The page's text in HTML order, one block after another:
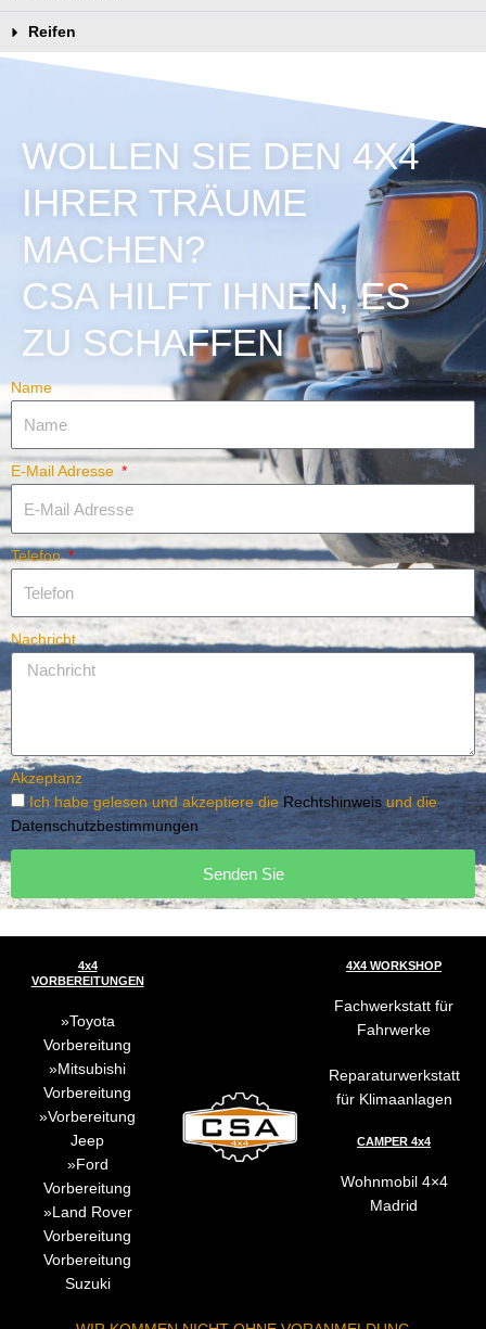
Reifen
Name
E-Mail Adresse
Telefon
Nachricht
Akzeptanz
Ich habe gelesen und akzeptiere die Rechtshinweis und die
Datenschutzbestimmungen
Senden Sie
WOLLEN SIE DEN 4X4
IHRER TRÄUME
MACHEN?
CSA HILFT IHNEN, ES
ZU SCHAFFEN
4x4
VORBEREITUNGEN
Toyota
Vorbereitung
Mitsubishi
Vorbereitung
Vorbereitung
Jeep
Ford
Vorbereitung
Land Rover
Vorbereitung
Vorbereitung
Suzuki
4X4 WORKSHOP
Fachwerkstatt für
Fahrwerke
Reparaturwerkstatt
für Klimaanlagen
CAMPER 4x4
Wohnmobil 4×4
Madrid